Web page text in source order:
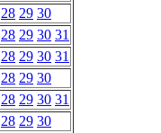
28 29 30
28 29 30 31
28 29 30 31
28 29 30
28 29 30 31
28 29 30